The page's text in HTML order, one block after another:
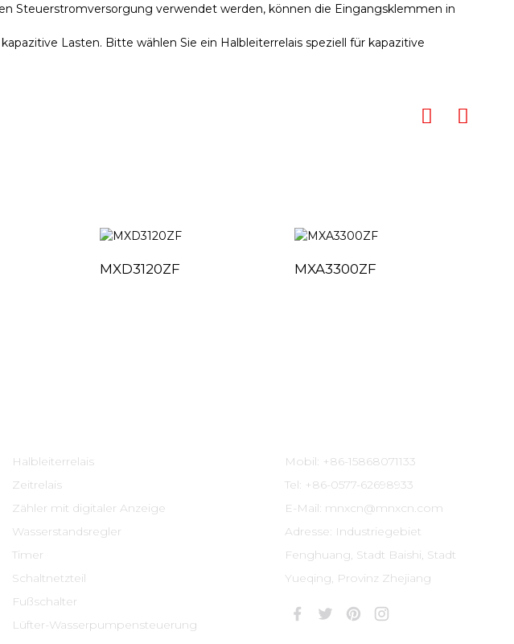
Steuerstromversorgung verwendet werden, können die Eingangsklemmen in
Lasten. Bitte wählen Sie ein Halbleiterrelais speziell für kapazitive
MXD3120ZF MXA3300ZF
Halbleiterrelais
Zeitrelais
Zähler mit digitaler Anzeige
Wasserstandsregler
Timer
Schaltnetzteil
Fußschalter
Lüfter-Wasserpumpensteuerung
Mobil: +86-15868071133
Tel: +86-0577-62698933
E-Mail: mnxcn@mnxcn.com
Adresse: Industriegebiet
Fenghuang, Stadt Baishi, Stadt
Yueqing, Provinz Zhejiang